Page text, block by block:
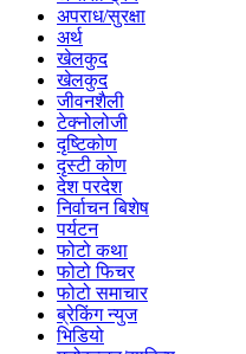
अपराध/सुरक्षा
अर्थ
खेलकुद
खेलकुद
जीवनशैली
टेक्नोलोजी
दृष्टिकोण
दृस्टी कोण
देश परदेश
निर्वाचन बिशेष
पर्यटन
फोटो कथा
फोटो फिचर
फोटो समाचार
ब्रेकिंग न्युज
भिडियो